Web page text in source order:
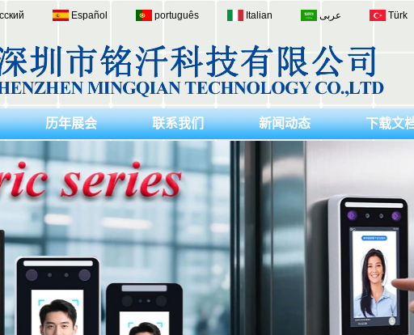
Español português Italian عربى Türk
历年展会 联系我们 新闻动态 下载文